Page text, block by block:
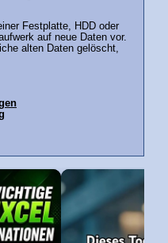
Festplatte, HDD oder
auf neue Daten vor.
alten Daten gelöscht,